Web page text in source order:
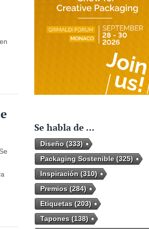
Se habla de …
Diseño(333)
Packaging Sostenible(325)
Inspiración(310)
Premios(284)
Etiquetas(203)
Tapones(138)